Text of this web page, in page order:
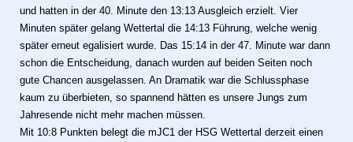
und hatten in der 40. Minute den 13:13 Ausgleich erzielt. Vier
Minuten später gelang Wettertal die 14:13 Führung, welche wenig
später erneut egalisiert wurde. Das 15:14 in der 47. Minute war dann
schon die Entscheidung, danach wurden auf beiden Seiten noch
gute Chancen ausgelassen. An Dramatik war die Schlussphase
kaum zu überbieten, so spannend hätten es unsere Jungs zum
Jahresende nicht mehr machen müssen.
Mit 10:8 Punkten belegt die mJC1 der HSG Wettertal derzeit einen